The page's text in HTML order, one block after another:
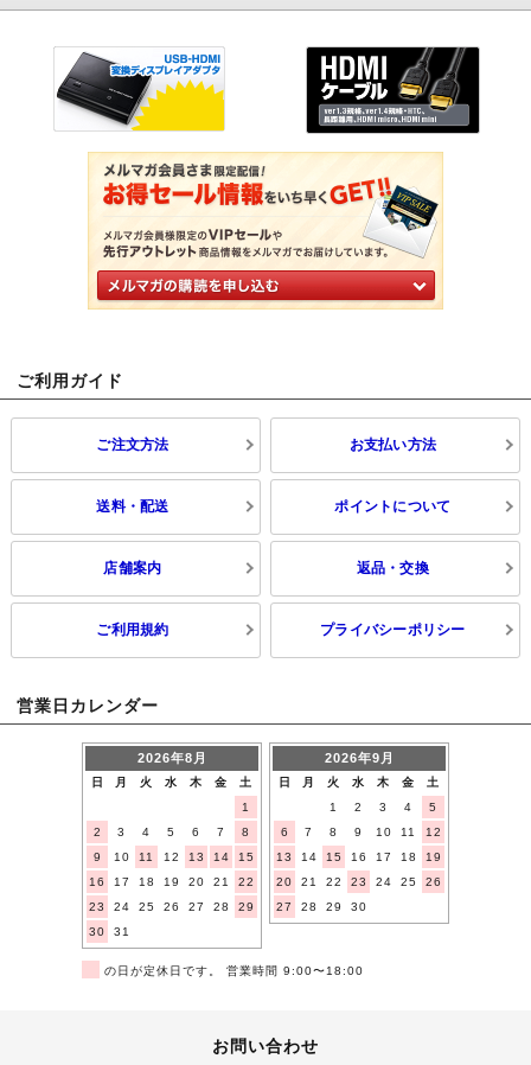
ご利用ガイド
ご注文方法 お支払い方法
送料・配送 ポイントについて
店舗案内 返品・交換
ご利用規約 プライバシーポリシー
営業日カレンダー
2026年8月
日 月 火 水 木 金
土
1
2
3 4 5 6 7
8
9
10 11 12 13 14
15
16
17 18 19 20 21
22
23
24 25 26 27 28
29
30
31
2026年9月
日 月 火 水 木 金
土
1
2 3 4
5
6
7 8 9 10 11
12
13
14 15 16 17 18
19
20
21 22 23 24 25
26
27
28 29 30
の日が定休日です。 営業時間 9:00〜18:00
お問い合わせ